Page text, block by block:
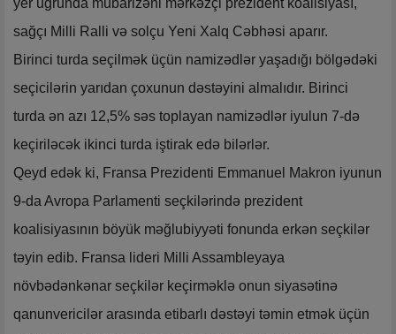
yer uğrunda mübarizəni mərkəzçi prezident koalisiyası,
sağçı Milli Ralli və solçu Yeni Xalq Cəbhəsi aparır.
Birinci turda seçilmək üçün namizədlər yaşadığı bölgədəki
seçicilərin yarıdan çoxunun dəstəyini almalıdır. Birinci
turda ən azı 12,5% səs toplayan namizədlər iyulun 7-də
keçiriləcək ikinci turda iştirak edə bilərlər.
Qeyd edək ki, Fransa Prezidenti Emmanuel Makron iyunun
9-da Avropa Parlamenti seçkilərində prezident
koalisiyasının böyük məğlubiyyəti fonunda erkən seçkilər
təyin edib. Fransa lideri Milli Assambleyaya
növbədənkənar seçkilər keçirməklə onun siyasətinə
qanunvericilər arasında etibarlı dəstəyi təmin etmək üçün